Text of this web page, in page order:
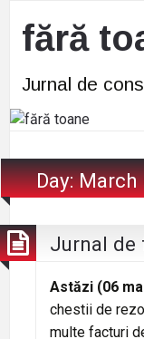
fără
Jurnal de
Day:March
Jurnal de
Astăzi (06
chestii de
multe facturi